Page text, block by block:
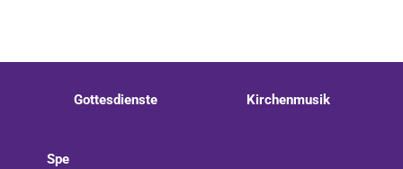
Gottesdienste Kirchenmusik
Spe